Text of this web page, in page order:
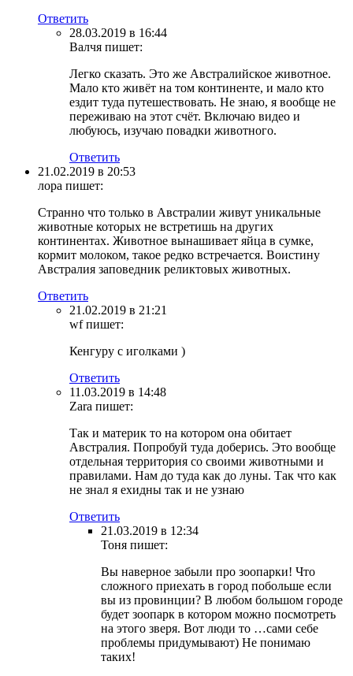
Ответить
28.03.2019 в 16:44
Валчя пишет:
Легко сказать. Это же Австралийское животное.
Мало кто живёт на том континенте, и мало кто
ездит туда путешествовать. Не знаю, я вообще не
переживаю на этот счёт. Включаю видео и
любуюсь, изучаю повадки животного.
Ответить
21.02.2019 в 20:53
лора пишет:
Странно что только в Австралии живут уникальные
животные которых не встретишь на других
континентах. Животное вынашивает яйца в сумке,
кормит молоком, такое редко встречается. Воистину
Австралия заповедник реликтовых животных.
Ответить
21.02.2019 в 21:21
wf пишет:
Кенгуру с иголками )
Ответить
11.03.2019 в 14:48
Zara пишет:
Так и материк то на котором она обитает
Австралия. Попробуй туда доберись. Это вообще
отдельная территория со своими животными и
правилами. Нам до туда как до луны. Так что как
не знал я ехидны так и не узнаю
Ответить
21.03.2019 в 12:34
Тоня пишет:
Вы наверное забыли про зоопарки! Что
сложного приехать в город побольше если
вы из провинции? В любом большом городе
будет зоопарк в котором можно посмотреть
на этого зверя. Вот люди то …сами себе
проблемы придумывают) Не понимаю
таких!